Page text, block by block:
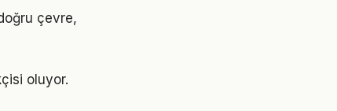
çevre,
oluyor.